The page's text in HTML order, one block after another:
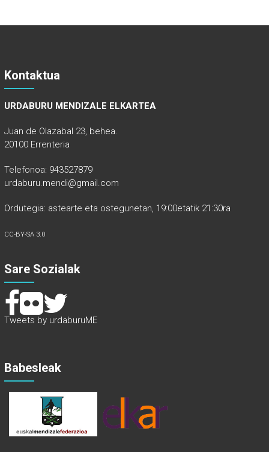
Kontaktua
URDABURU MENDIZALE ELKARTEA
Juan de Olazabal 23, behea.
20100 Errenteria
Telefonoa: 943527879
urdaburu.mendi@gmail.com
Ordutegia: astearte eta ostegunetan, 19:00etatik 21:30ra
CC-BY-SA 3.0
Sare Sozialak
Tweets by urdaburuME
Babesleak